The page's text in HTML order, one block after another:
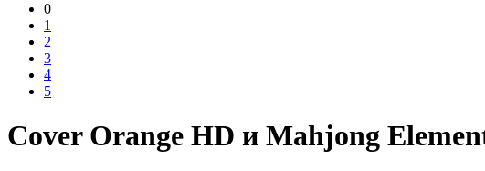
0
1
2
3
4
5
Cover Orange HD и Mahjong